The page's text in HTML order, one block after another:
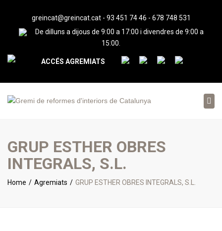
greincat@greincat.cat- 93 451 74 46 - 678 748 531
De dilluns a dijous de 9:00 a 17:00 i divendres de 9:00 a
15:00.
ACCÉS AGREMIATS
GRUP ESTHER OBRES
INTEGRALS, S.L.
Home Agremiats GRUP ESTHER OBRES INTEGRALS, S.L.